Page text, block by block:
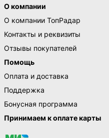
О компании
О компании ТопРадар
Контакты и реквизиты
Отзывы покупателей
Помощь
Оплата и доставка
Поддержка
Бонусная программа
Принимаем к оплате карты